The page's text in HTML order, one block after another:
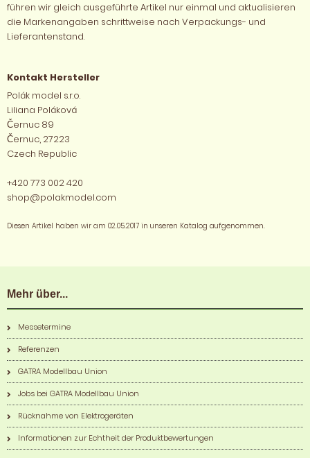
führen wir gleich ausgeführte Artikel nur einmal und aktualisieren
die Markenangaben schrittweise nach Verpackungs- und
Lieferantenstand.
Kontakt Hersteller
Polák model s.r.o.
Liliana Poláková
Černuc 89
Černuc, 27223
Czech Republic
+420 773 002 420
shop@polakmodel.com
Diesen Artikel haben wir am 02.05.2017 in unseren Katalog aufgenommen.
Mehr über...
Messetermine
Referenzen
GATRA Modellbau Union
Jobs bei GATRA Modellbau Union
Rücknahme von Elektrogeräten
Informationen zur Echtheit der Produktbewertungen